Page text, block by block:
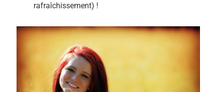
rafraîchissement) !